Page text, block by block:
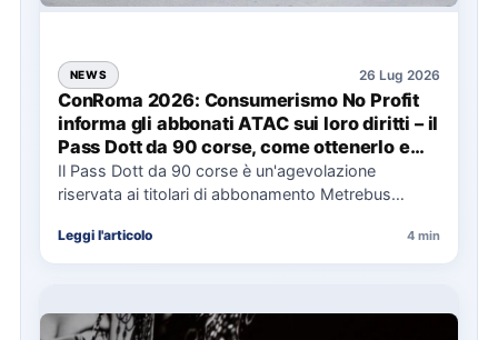
NEWS 26 Lug 2026
ConRoma 2026: Consumerismo No Profit
informa gli abbonati ATAC sui loro diritti – il
Pass Dott da 90 corse, come ottenerlo e
cosa spetta in caso di disservizi
Il Pass Dott da 90 corse è un'agevolazione
riservata ai titolari di abbonamento Metrebus
Leggi l'articolo 4 min